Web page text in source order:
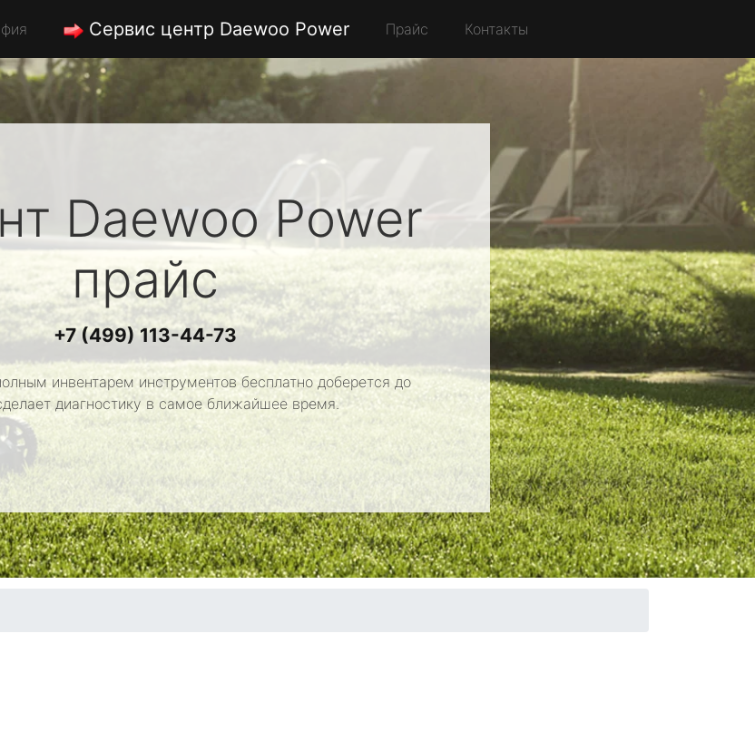
Сервис центр Daewoo Power Прайс Контакты
Daewoo Power
прайс
+7 (499) 113-44-73
инвентарем инструментов бесплатно доберется до
диагностику в самое ближайшее время.